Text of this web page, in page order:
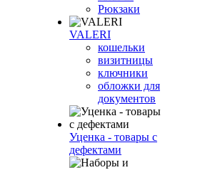
Рюкзаки
VALERI
кошельки
визитницы
ключники
обложки для
документов
Уценка - товары с
дефектами